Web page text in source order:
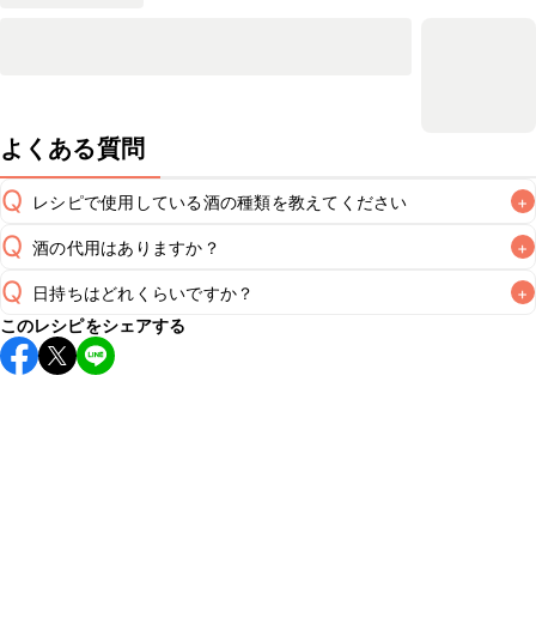
よくある質問
Q レシピで使用している酒の種類を教えてください +
A
Q 酒の代用はありますか？ +
A
Q 日持ちはどれくらいですか？ +
保存期間は冷蔵で翌日中が目安です。なるべくお早めにお召
し上がりください。
このレシピをシェアする